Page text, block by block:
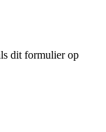
dit formulier op